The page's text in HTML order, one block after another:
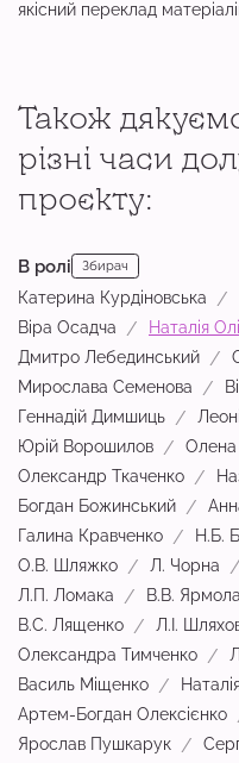
якісний переклад
Також
різні часи
проєкту:
В ролі Збирач
Катерина Курдіновська
Віра Осадча
Наталія
Дмитро Лебединський
Мирослава Семенова
Геннадій Димшиць
Юрій Ворошилов
Олена
Олександр Ткаченко
Богдан Божинський
Галина Кравченко
Н.Б.
О.В. Шляжко
Л. Чорна
Л.П. Ломака
В.В. Ярмола
В.С. Лященко
Л.І.
Олександра Тимченко
Василь Міщенко
Артем-Богдан Олексієнко
Ярослав Пушкарук